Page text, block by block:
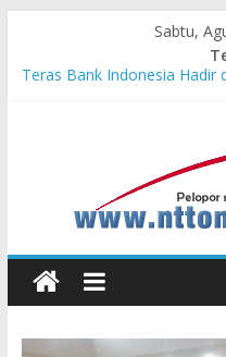
Sabtu,
Teras Bank Indonesia Hadir
Astra Honda Siap Lanjutkan
Pengadaan Kapal PPA
TNI AL Hadapi Ancaman
Cahaya Kemerdekaan di
Honda AT Family Day